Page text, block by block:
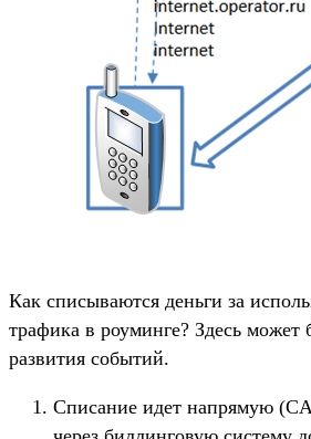
Как списываются деньги за
трафика в роуминге? Здесь может
развития событий.
Списание идет напрямую